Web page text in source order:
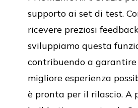
supporto ai set di test.
ricevere preziosi
sviluppiamo questa
contribuendo a
migliore esperienza
è pronta per il rilascio. A